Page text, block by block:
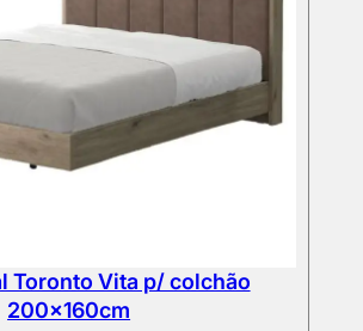
Toronto Vita p/ colchão
200x160cm